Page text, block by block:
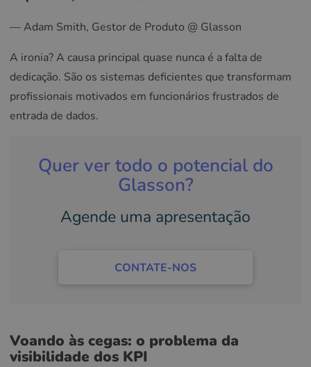
— Adam Smith, Gestor de Produto @ Glasson
A ironia? A causa principal quase nunca é a falta de
dedicação. São os sistemas deficientes que transformam
profissionais motivados em funcionários frustrados de
entrada de dados.
Quer ver todo o potencial do
Glasson?
Agende uma apresentação
CONTATE-NOS
Voando às cegas: o problema da
visibilidade dos KPI